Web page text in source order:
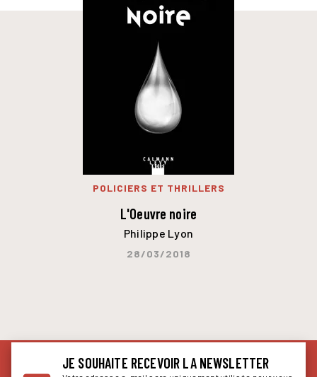
POLICIERS ET THRILLERS
L'Oeuvre noire
Philippe Lyon
28/03/2018
JE SOUHAITE RECEVOIR LA NEWSLETTER